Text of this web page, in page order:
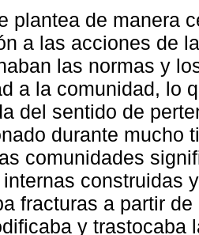
plantea de manera
a las acciones de
las normas y
a la comunidad, lo
del sentido de
durante mucho
comunidades
construidas
fracturas a partir
y trastocaba